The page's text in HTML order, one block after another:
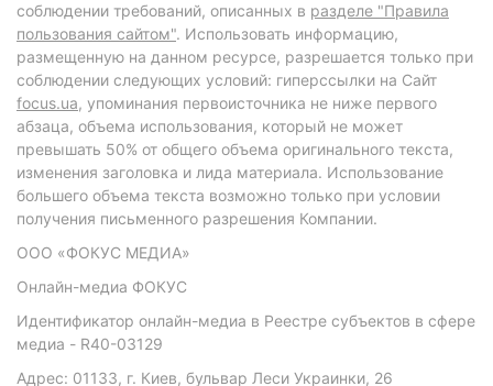
соблюдении требований, описанных в разделе "Правила
пользования сайтом". Использовать информацию,
размещенную на данном ресурсе, разрешается только при
соблюдении следующих условий: гиперссылки на Сайт
focus.ua, упоминания первоисточника не ниже первого
абзаца, объема использования, который не может
превышать 50% от общего объема оригинального текста,
изменения заголовка и лида материала. Использование
большего объема текста возможно только при условии
получения письменного разрешения Компании.
ООО «ФОКУС МЕДИА»
Онлайн-медиа ФОКУС
Идентификатор онлайн-медиа в Реестре субъектов в сфере
медиа - R40-03129
Адрес: 01133, г. Киев, бульвар Леси Украинки, 26